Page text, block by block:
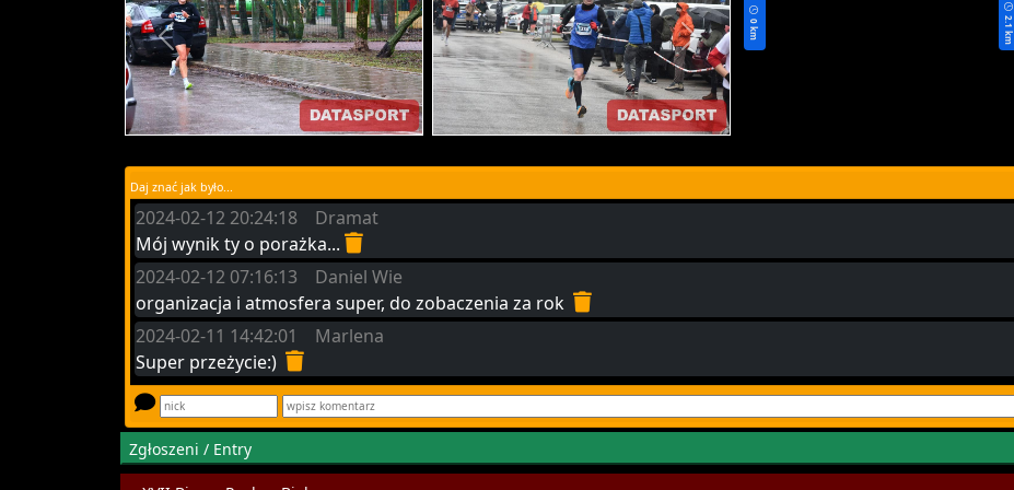
0 km 2.1 km
Daj znać jak było...
2024-02-12 20:24:18 Dramat
Mój wynik ty o porażka...
2024-02-12 07:16:13 Daniel Wie
organizacja i atmosfera super, do zobaczenia za rok
2024-02-11 14:42:01 Marlena
Super przeżycie:)
Zgłoszeni / Entry